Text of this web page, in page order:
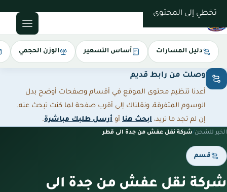
تخطي إلى المحتوى
دليل المسارات أساس التسعير الوزن الحجمي
وصلت من رابط قديم
أعدنا تنظيم محتوى الموقع في أقسام وصفحات أوضح بدل
الوسوم المتفرقة، ونقلناك إلى أقرب صفحة لما كنت تبحث عنه.
إن لم تجد ما تريد، ابحث هنا أو أرسل طلبك مباشرة.
الخير للشحن/شركة نقل عفش من جدة الى قطر
قسم
شركة نقل عفش من جدة الى